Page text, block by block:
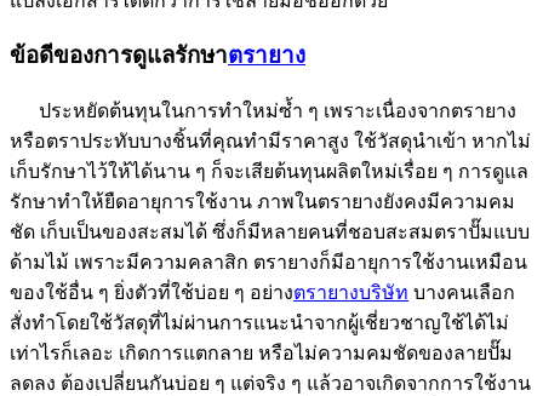
ข้อดีของการดูแลรักษาตรายาง
ประหยัดต้นทุนในการทำใหม่ซ้ำ ๆ เพราะเนื่องจากตรายาง
หรือตราประทับบางชิ้นที่คุณทำมีราคาสูง ใช้วัสดุนำเข้า หากไม่
เก็บรักษาไว้ให้ได้นาน ๆ ก็จะเสียต้นทุนผลิตใหม่เรื่อย ๆ การดูแล
รักษาทำให้ยืดอายุการใช้งาน ภาพในตรายางยังคงมีความคม
ชัด เก็บเป็นของสะสมได้ ซึ่งก็มีหลายคนที่ชอบสะสมตราปั๊มแบบ
ด้ามไม้ เพราะมีความคลาสิก ตรายางก็มีอายุการใช้งานเหมือน
ของใช้อื่น ๆ ยิ่งตัวที่ใช้บ่อย ๆ อย่างตรายางบริษัท บางคนเลือก
สั่งทำโดยใช้วัสดุที่ไม่ผ่านการแนะนำจากผู้เชี่ยวชาญใช้ได้ไม่
เท่าไรก็เลอะ เกิดการแตกลาย หรือไม่ความคมชัดของลายปั๊ม
ลดลง ต้องเปลี่ยนกันบ่อย ๆ แต่จริง ๆ แล้วอาจเกิดจากการใช้งาน